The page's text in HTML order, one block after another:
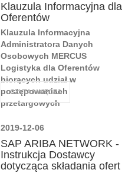
Klauzula Informacyjna dla
Oferentów
Klauzula Informacyjna
Administratora Danych
Osobowych MERCUS
Logistyka dla Oferentów
biorących udział w
postępowaniach
przetargowych
CZYTAJ WIĘCEJ
2019-12-06
SAP ARIBA NETWORK -
Instrukcja Dostawcy
dotycząca składania ofert